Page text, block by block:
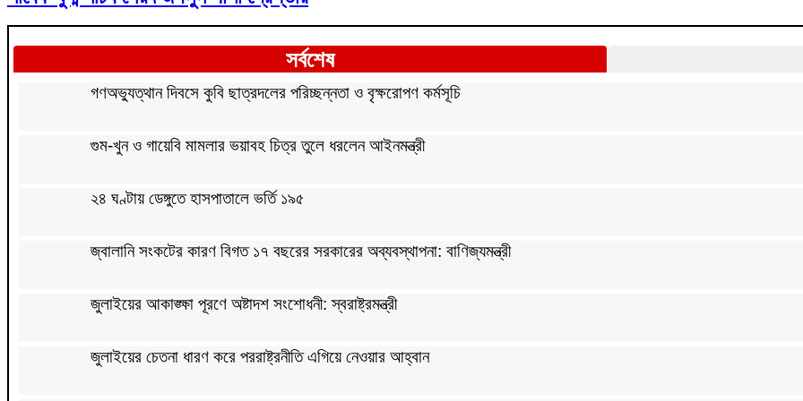
সর্বশেষ
গণঅভ্যুত্থান দিবসে কুবি ছাত্রদলের পরিচ্ছন্নতা ও বৃক্ষরোপণ কর্মসূচি
গুম-খুন ও গায়েবি মামলার ভয়াবহ চিত্র তুলে ধরলেন আইনমন্ত্রী
২৪ ঘণ্টায় ডেঙ্গুতে হাসপাতালে ভর্তি ১৯৫
জ্বালানি সংকটের কারণ বিগত ১৭ বছরের সরকারের অব্যবস্থাপনা: বাণিজ্যমন্ত্রী
জুলাইয়ের আকাঙ্ক্ষা পূরণে অষ্টাদশ সংশোধনী: স্বরাষ্ট্রমন্ত্রী
জুলাইয়ের চেতনা ধারণ করে পররাষ্ট্রনীতি এগিয়ে নেওয়ার আহ্বান